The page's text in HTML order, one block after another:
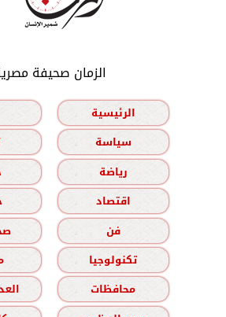
الزمان صحيفة
الرئيسية
سياسة
رياضة
اقتصاد
فن
تكنولوجيا
محافظات